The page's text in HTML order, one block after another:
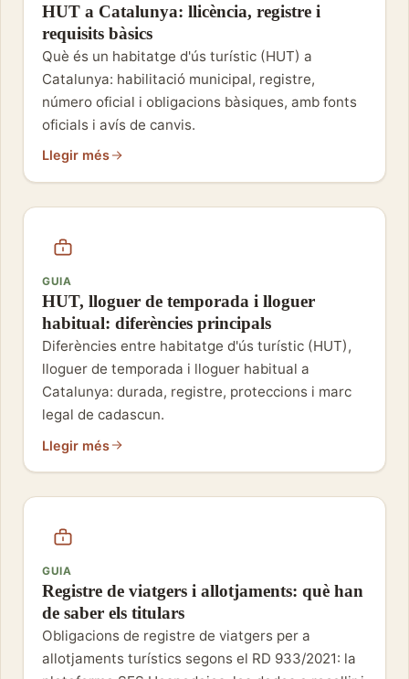
HUT a Catalunya: llicència, registre i
requisits bàsics
Què és un habitatge d'ús turístic (HUT) a
Catalunya: habilitació municipal, registre,
número oficial i obligacions bàsiques, amb fonts
oficials i avís de canvis.
Llegir més
GUIA
HUT, lloguer de temporada i lloguer
habitual: diferències principals
Diferències entre habitatge d'ús turístic (HUT),
lloguer de temporada i lloguer habitual a
Catalunya: durada, registre, proteccions i marc
legal de cadascun.
Llegir més
GUIA
Registre de viatgers i allotjaments: què han
de saber els titulars
Obligacions de registre de viatgers per a
allotjaments turístics segons el RD 933/2021: la